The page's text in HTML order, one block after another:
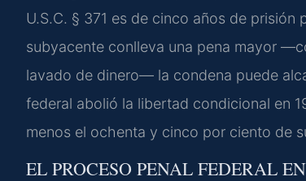
U.S.C. § 371 es de cinco años de
subyacente conlleva una pena mayor
lavado de dinero— la condena puede
federal abolió la libertad condicional en
menos el ochenta y cinco por ciento de
EL PROCESO PENAL FEDERAL